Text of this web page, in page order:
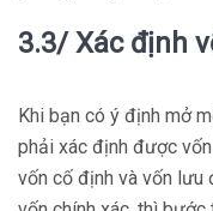
3.3/ Xác định
Khi bạn có ý định mở
phải xác định được
vốn cố định và vốn lưu